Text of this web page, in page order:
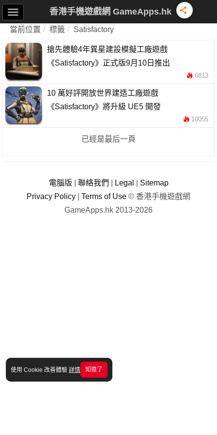
使用 Cookie 改善體驗 詳情 知道了
香港手機遊戲網 GameApps.hk
當前位置 標籤 Satisfactory
搶先體驗4年異星建設模擬工廠遊戲
《Satisfactory》正式版9月10日推出
6813
10 萬好評開放世界建造工廠遊戲
《Satisfactory》將升級 UE5 開發
10055
已經是最后一頁
電腦版 聯絡我們 Legal
Sitemap
Privacy Policy
Terms of Use © 香港手機遊戲網
GameApps.hk 2013-2026